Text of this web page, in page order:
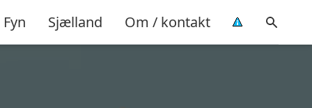
Fyn Sjælland Om / kontakt